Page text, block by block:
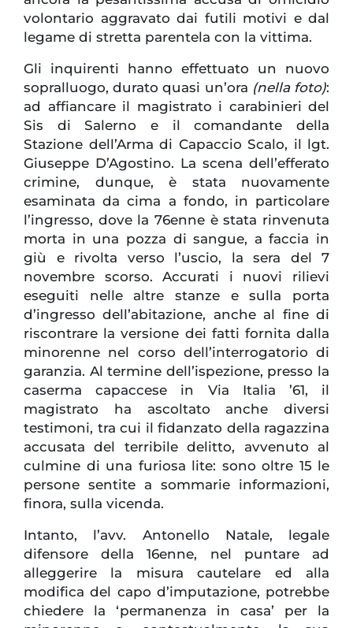
volontario aggravato dai futili motivi e dal
legame di stretta parentela con la vittima.
Gli inquirenti hanno effettuato un nuovo
sopralluogo, durato quasi un’ora (nella foto):
ad affiancare il magistrato i carabinieri del
Sis di Salerno e il comandante della
Stazione dell’Arma di Capaccio Scalo, il lgt.
Giuseppe D’Agostino. La scena dell’efferato
crimine, dunque, è stata nuovamente
esaminata da cima a fondo, in particolare
l’ingresso, dove la 76enne è stata rinvenuta
morta in una pozza di sangue, a faccia in
giù e rivolta verso l’uscio, la sera del 7
novembre scorso. Accurati i nuovi rilievi
eseguiti nelle altre stanze e sulla porta
d’ingresso dell’abitazione, anche al fine di
riscontrare la versione dei fatti fornita dalla
minorenne nel corso dell’interrogatorio di
garanzia. Al termine dell’ispezione, presso la
caserma capaccese in Via Italia ’61, il
magistrato ha ascoltato anche diversi
testimoni, tra cui il fidanzato della ragazzina
accusata del terribile delitto, avvenuto al
culmine di una furiosa lite: sono oltre 15 le
persone sentite a sommarie informazioni,
finora, sulla vicenda.
Intanto, l’avv. Antonello Natale, legale
difensore della 16enne, nel puntare ad
alleggerire la misura cautelare ed alla
modifica del capo d’imputazione, potrebbe
chiedere la ‘permanenza in casa’ per la